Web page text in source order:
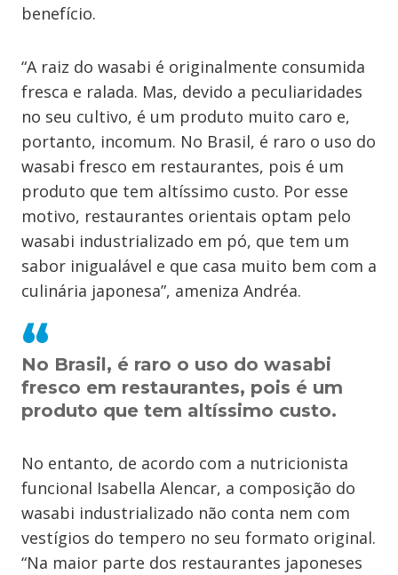
benefício.
“A raiz do wasabi é originalmente consumida
fresca e ralada. Mas, devido a peculiaridades
no seu cultivo, é um produto muito caro e,
portanto, incomum. No Brasil, é raro o uso do
wasabi fresco em restaurantes, pois é um
produto que tem altíssimo custo. Por esse
motivo, restaurantes orientais optam pelo
wasabi industrializado em pó, que tem um
sabor inigualável e que casa muito bem com a
culinária japonesa”, ameniza Andréa.
No Brasil, é raro o uso do wasabi
fresco em restaurantes, pois é um
produto que tem altíssimo custo.
No entanto, de acordo com a nutricionista
funcional Isabella Alencar, a composição do
wasabi industrializado não conta nem com
vestígios do tempero no seu formato original.
“Na maior parte dos restaurantes japoneses